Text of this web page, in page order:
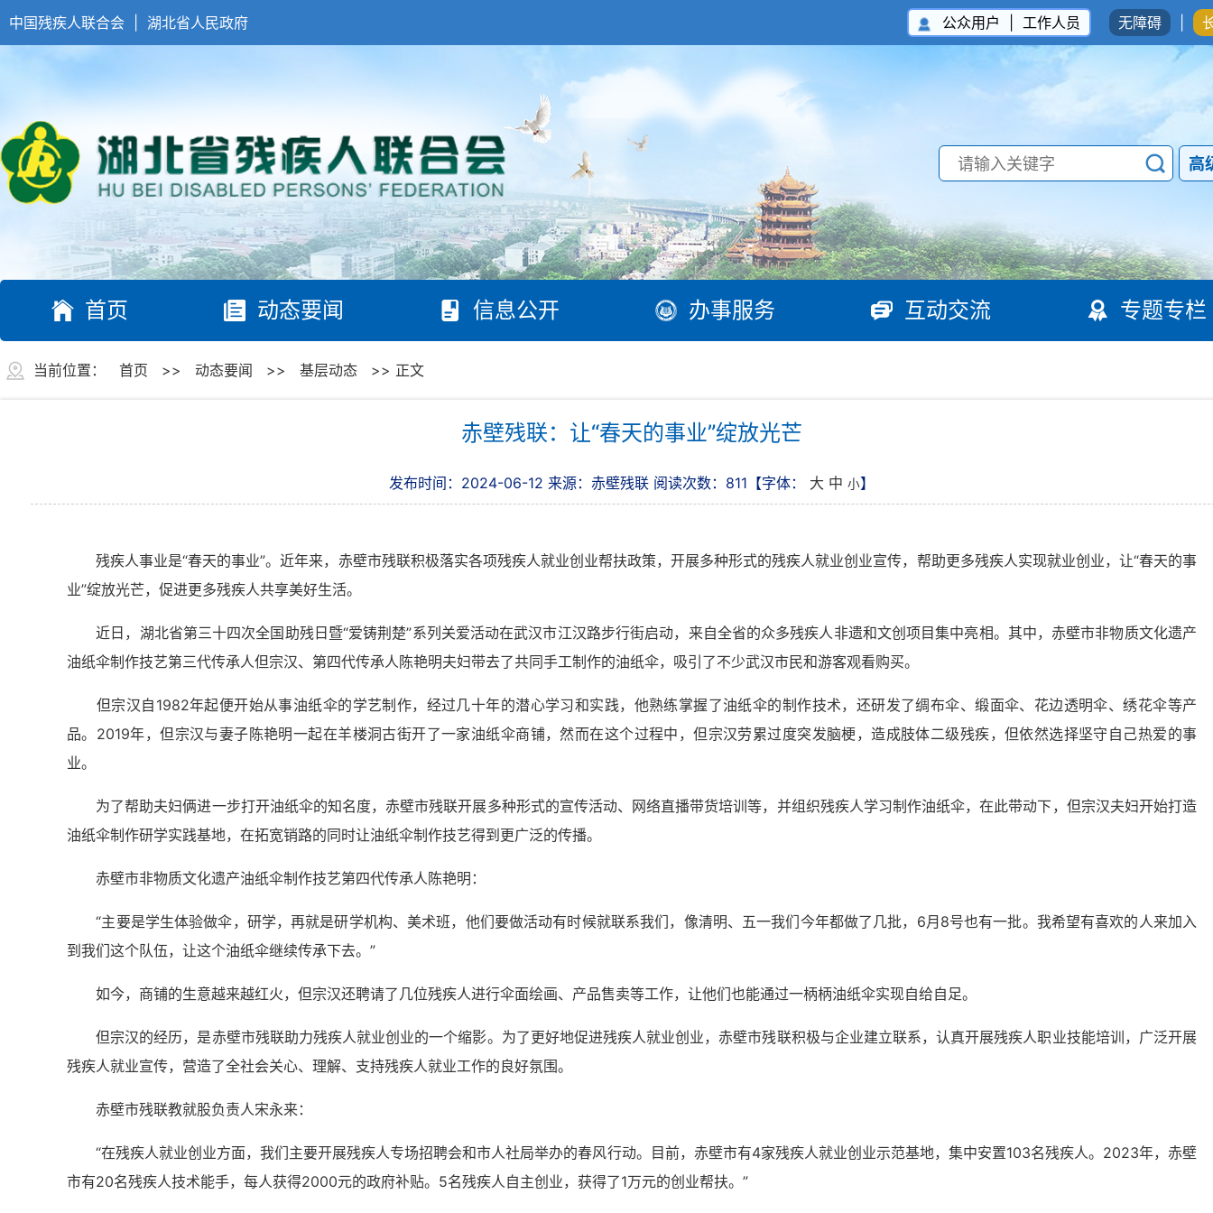
中国残疾人联合会 湖北省人民政府 公众用户 工作人员 无障碍
高
首页 动态要闻 信息公开 办事服务 互动交流 专题专栏
当前位置： 首页 >> 动态要闻 >> 基层动态 >> 正文
赤壁残联：让“春天的事业”绽放光芒
发布时间：2024-06-12 来源：赤壁残联 阅读次数： 811 【字体： 大 中 小】
残疾人事业是“春天的事业”。近年来，赤壁市残联积极落实各项残疾人就业创业帮扶政策，开展多种形式的残疾人就业创业宣传，帮助更多残疾人实现就业创业，让“春天的事
业”绽放光芒，促进更多残疾人共享美好生活。
近日，湖北省第三十四次全国助残日暨“爱铸荆楚”系列关爱活动在武汉市江汉路步行街启动，来自全省的众多残疾人非遗和文创项目集中亮相。其中，赤壁市非物质文化遗产
油纸伞制作技艺第三代传承人但宗汉、第四代传承人陈艳明夫妇带去了共同手工制作的油纸伞，吸引了不少武汉市民和游客观看购买。
但宗汉自1982年起便开始从事油纸伞的学艺制作，经过几十年的潜心学习和实践，他熟练掌握了油纸伞的制作技术，还研发了绸布伞、缎面伞、花边透明伞、绣花伞等产
品。2019年，但宗汉与妻子陈艳明一起在羊楼洞古街开了一家油纸伞商铺，然而在这个过程中，但宗汉劳累过度突发脑梗，造成肢体二级残疾，但依然选择坚守自己热爱的事
业。
为了帮助夫妇俩进一步打开油纸伞的知名度，赤壁市残联开展多种形式的宣传活动、网络直播带货培训等，并组织残疾人学习制作油纸伞，在此带动下，但宗汉夫妇开始打造
油纸伞制作研学实践基地，在拓宽销路的同时让油纸伞制作技艺得到更广泛的传播。
赤壁市非物质文化遗产油纸伞制作技艺第四代传承人陈艳明：
“主要是学生体验做伞，研学，再就是研学机构、美术班，他们要做活动有时候就联系我们，像清明、五一我们今年都做了几批，6月8号也有一批。我希望有喜欢的人来加入
到我们这个队伍，让这个油纸伞继续传承下去。”
如今，商铺的生意越来越红火，但宗汉还聘请了几位残疾人进行伞面绘画、产品售卖等工作，让他们也能通过一柄柄油纸伞实现自给自足。
但宗汉的经历，是赤壁市残联助力残疾人就业创业的一个缩影。为了更好地促进残疾人就业创业，赤壁市残联积极与企业建立联系，认真开展残疾人职业技能培训，广泛开展
残疾人就业宣传，营造了全社会关心、理解、支持残疾人就业工作的良好氛围。
赤壁市残联教就股负责人宋永来：
“在残疾人就业创业方面，我们主要开展残疾人专场招聘会和市人社局举办的春风行动。目前，赤壁市有4家残疾人就业创业示范基地，集中安置103名残疾人。2023年，赤壁
市有20名残疾人技术能手，每人获得2000元的政府补贴。5名残疾人自主创业，获得了1万元的创业帮扶。”